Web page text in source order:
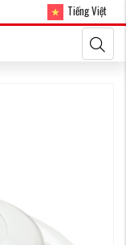
Tiếng Việt